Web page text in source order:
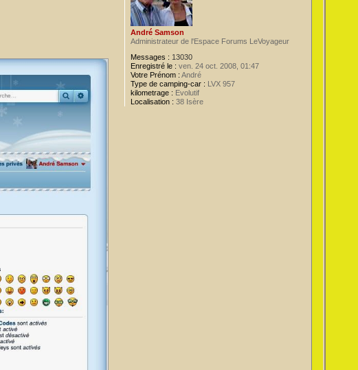
André Samson
Administrateur de l'Espace Forums LeVoyageur
Messages : 13030
Enregistré le : ven. 24 oct. 2008, 01:47
Votre Prénom : André
Type de camping-car : LVX 957
kilometrage : Evolutif
Localisation : 38 Isère